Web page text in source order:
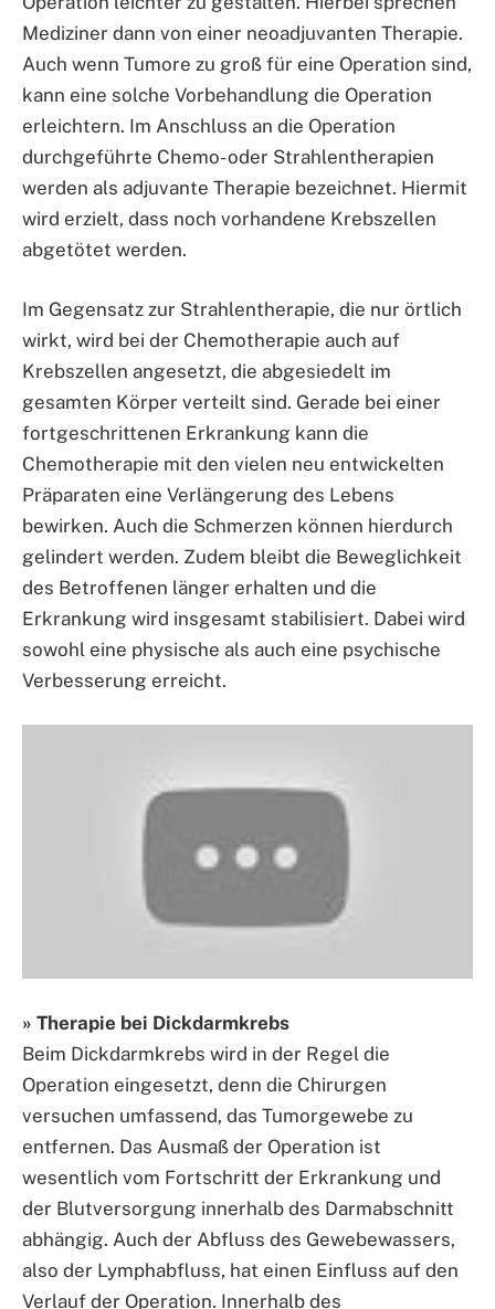
Mediziner dann von einer neoadjuvanten Therapie.
Auch wenn Tumore zu groß für eine Operation sind,
kann eine solche Vorbehandlung die Operation
erleichtern. Im Anschluss an die Operation
durchgeführte Chemo- oder Strahlentherapien
werden als adjuvante Therapie bezeichnet. Hiermit
wird erzielt, dass noch vorhandene Krebszellen
abgetötet werden.
Im Gegensatz zur Strahlentherapie, die nur örtlich
wirkt, wird bei der Chemotherapie auch auf
Krebszellen angesetzt, die abgesiedelt im
gesamten Körper verteilt sind. Gerade bei einer
fortgeschrittenen Erkrankung kann die
Chemotherapie mit den vielen neu entwickelten
Präparaten eine Verlängerung des Lebens
bewirken. Auch die Schmerzen können hierdurch
gelindert werden. Zudem bleibt die Beweglichkeit
des Betroffenen länger erhalten und die
Erkrankung wird insgesamt stabilisiert. Dabei wird
sowohl eine physische als auch eine psychische
Verbesserung erreicht.
» Therapie bei Dickdarmkrebs
Beim Dickdarmkrebs wird in der Regel die
Operation eingesetzt, denn die Chirurgen
versuchen umfassend, das Tumorgewebe zu
entfernen. Das Ausmaß der Operation ist
wesentlich vom Fortschritt der Erkrankung und
der Blutversorgung innerhalb des Darmabschnitt
abhängig. Auch der Abfluss des Gewebewassers,
also der Lymphabfluss, hat einen Einfluss auf den
Verlauf der Operation. Innerhalb des